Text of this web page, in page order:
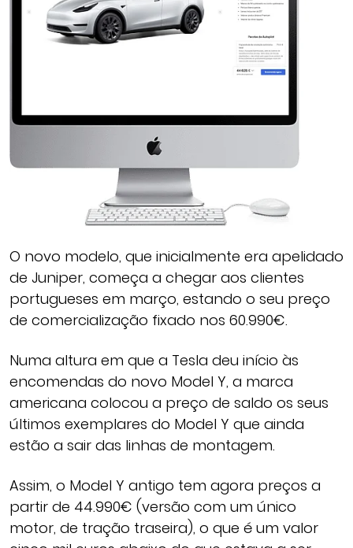
O novo modelo, que inicialmente era apelidado
de Juniper, começa a chegar aos clientes
portugueses em março, estando o seu preço
de comercialização fixado nos 60.990€.
Numa altura em que a Tesla deu início às
encomendas do novo Model Y, a marca
americana colocou a preço de saldo os seus
últimos exemplares do Model Y que ainda
estão a sair das linhas de montagem.
Assim, o Model Y antigo tem agora preços a
partir de 44.990€ (versão com um único
motor, de tração traseira), o que é um valor